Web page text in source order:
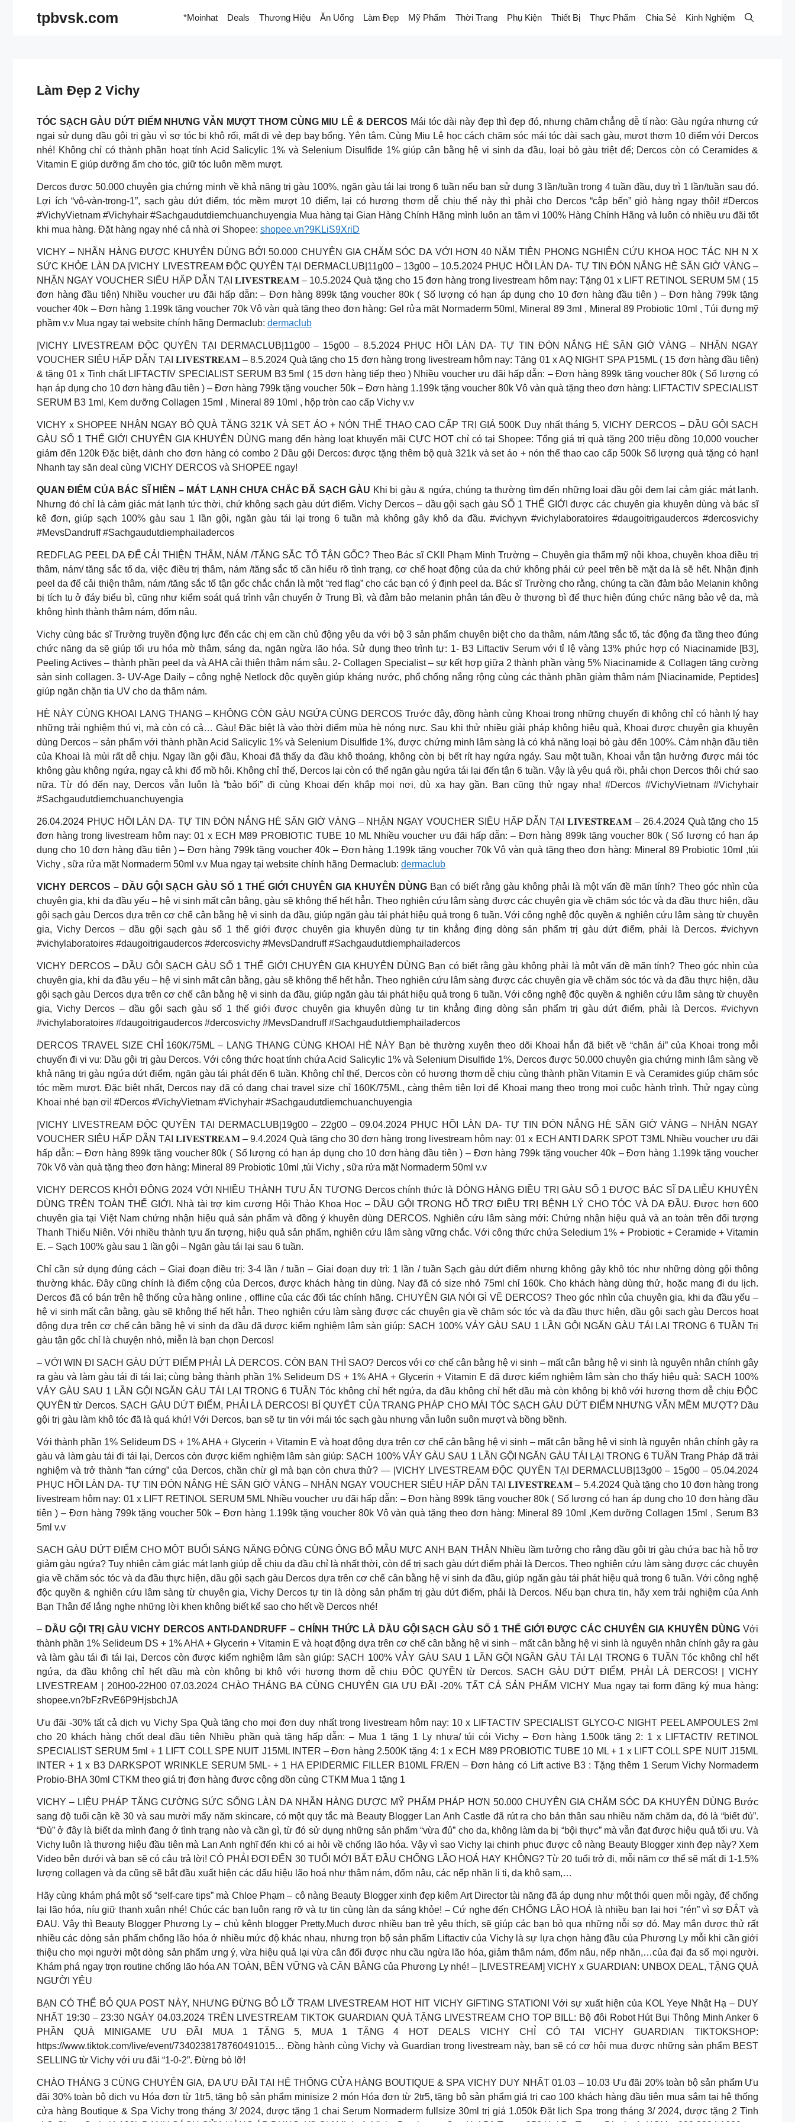
tpbvsk.com *Moinhat Deals Thương Hiệu Ăn Uống Làm Đẹp Mỹ Phẩm Thời Trang Phụ Kiện Thiết Bị Thực Phẩm Chia Sẻ Kinh Nghiệm
Làm Đẹp 2 Vichy
TÓC SẠCH GÀU DỨT ĐIỂM NHƯNG VẪN MƯỢT THƠM CÙNG MIU LÊ & DERCOS Mái tóc dài này đẹp thì đẹp đó, nhưng chăm chẳng dễ tí nào: Gàu ngứa nhưng cứ
ngại sử dụng dầu gội trị gàu vì sợ tóc bị khô rối, mất đi vẻ đẹp bay bổng. Yên tâm. Cùng Miu Lê học cách chăm sóc mái tóc dài sạch gàu, mượt thơm 10 điểm với Dercos
nhé! Không chỉ có thành phần hoạt tính Acid Salicylic 1% và Selenium Disulfide 1% giúp cân bằng hệ vi sinh da đầu, loại bỏ gàu triệt để; Dercos còn có Ceramides &
Vitamin E giúp dưỡng ẩm cho tóc, giữ tóc luôn mềm mượt.
Dercos được 50.000 chuyên gia chứng minh về khả năng trị gàu 100%, ngăn gàu tái lại trong 6 tuần nếu bạn sử dụng 3 lần/tuần trong 4 tuần đầu, duy trì 1 lần/tuần sau đó.
Lợi ích “vô-vàn-trong-1”, sạch gàu dứt điểm, tóc mềm mượt 10 điểm, lại có hương thơm dễ chịu thế này thì phải cho Dercos “cập bến” giỏ hàng ngay thôi! #Dercos
#VichyVietnam #Vichyhair #Sachgaudutdiemchuanchuyengia Mua hàng tại Gian Hàng Chính Hãng mình luôn an tâm vì 100% Hàng Chính Hãng và luôn có nhiều ưu đãi tốt
khi mua hàng. Đặt hàng ngay nhé cả nhà ơi Shopee: shopee.vn?9KLiS9XriD
VICHY – NHÃN HÀNG ĐƯỢC KHUYÊN DÙNG BỞI 50.000 CHUYÊN GIA CHĂM SÓC DA VỚI HƠN 40 NĂM TIÊN PHONG NGHIÊN CỨU KHOA HỌC TÁC NH N X
SỨC KHỎE LÀN DA |VICHY LIVESTREAM ĐỘC QUYỀN TẠI DERMACLUB|11g00 – 13g00 – 10.5.2024 PHỤC HỒI LÀN DA- TỰ TIN ĐÓN NẮNG HÈ SĂN GIỜ VÀNG –
NHẬN NGAY VOUCHER SIÊU HẤP DẪN TẠI 𝐋𝐈𝐕𝐄𝐒𝐓𝐑𝐄𝐀𝐌 – 10.5.2024 Quà tặng cho 15 đơn hàng trong livestream hôm nay: Tặng 01 x LIFT RETINOL SERUM 5M ( 15
đơn hàng đầu tiên) Nhiều voucher ưu đãi hấp dẫn: – Đơn hàng 899k tặng voucher 80k ( Số lượng có hạn áp dụng cho 10 đơn hàng đầu tiên ) – Đơn hàng 799k tặng
voucher 40k – Đơn hàng 1.199k tặng voucher 70k Vô vàn quà tặng theo đơn hàng: Gel rửa mặt Normaderm 50ml, Mineral 89 3ml , Mineral 89 Probiotic 10ml , Túi đựng mỹ
phầm v.v Mua ngay tại website chính hãng Dermaclub: dermaclub
|VICHY LIVESTREAM ĐỘC QUYỀN TẠI DERMACLUB|11g00 – 15g00 – 8.5.2024 PHỤC HỒI LÀN DA- TỰ TIN ĐÓN NẮNG HÈ SĂN GIỜ VÀNG – NHẬN NGAY
VOUCHER SIÊU HẤP DẪN TẠI 𝐋𝐈𝐕𝐄𝐒𝐓𝐑𝐄𝐀𝐌 – 8.5.2024 Quà tặng cho 15 đơn hàng trong livestream hôm nay: Tặng 01 x AQ NIGHT SPA P15ML ( 15 đơn hàng đầu tiên)
& tặng 01 x Tinh chất LIFTACTIV SPECIALIST SERUM B3 5ml ( 15 đơn hàng tiếp theo ) Nhiều voucher ưu đãi hấp dẫn: – Đơn hàng 899k tặng voucher 80k ( Số lượng có
hạn áp dụng cho 10 đơn hàng đầu tiên ) – Đơn hàng 799k tặng voucher 50k – Đơn hàng 1.199k tặng voucher 80k Vô vàn quà tặng theo đơn hàng: LIFTACTIV SPECIALIST
SERUM B3 1ml, Kem dưỡng Collagen 15ml , Mineral 89 10ml , hộp tròn cao cấp Vichy v.v
VICHY x SHOPEE NHẬN NGAY BỘ QUÀ TẶNG 321K VÀ SET ÁO + NÓN THỂ THAO CAO CẤP TRỊ GIÁ 500K Duy nhất tháng 5, VICHY DERCOS – DẦU GỘI SẠCH
GÀU SỐ 1 THẾ GIỚI CHUYÊN GIA KHUYÊN DÙNG mang đến hàng loạt khuyến mãi CỰC HOT chỉ có tại Shopee: Tổng giá trị quà tặng 200 triệu đồng 10,000 voucher
giảm đến 120k Đặc biệt, dành cho đơn hàng có combo 2 Dầu gội Dercos: được tặng thêm bộ quà 321k và set áo + nón thể thao cao cấp 500k Số lượng quà tặng có hạn!
Nhanh tay săn deal cùng VICHY DERCOS và SHOPEE ngay!
QUAN ĐIỂM CỦA BÁC SĨ HIỀN – MÁT LẠNH CHƯA CHẮC ĐÃ SẠCH GÀU Khi bị gàu & ngứa, chúng ta thường tìm đến những loại dầu gội đem lại cảm giác mát lạnh.
Nhưng đó chỉ là cảm giác mát lạnh tức thời, chứ không sạch gàu dứt điểm. Vichy Dercos – dầu gội sạch gàu SỐ 1 THẾ GIỚI được các chuyên gia khuyên dùng và bác sĩ
kê đơn, giúp sạch 100% gàu sau 1 lần gội, ngăn gàu tái lại trong 6 tuần mà không gây khô da đầu. #vichyvn #vichylaboratoires #daugoitrigaudercos #dercosvichy
#MevsDandruff #Sachgaudutdiemphailadercos
REDFLAG PEEL DA ĐỂ CẢI THIỆN THÂM, NÁM /TĂNG SẮC TỐ TẬN GỐC? Theo Bác sĩ CKII Phạm Minh Trường – Chuyên gia thẩm mỹ nội khoa, chuyên khoa điều trị
thâm, nám/ tăng sắc tố da, việc điều trị thâm, nám /tăng sắc tố cần hiểu rõ tình trạng, cơ chế hoạt động của da chứ không phải cứ peel trên bề mặt da là sẽ hết. Nhận định
peel da để cải thiện thâm, nám /tăng sắc tố tận gốc chắc chắn là một “red flag” cho các bạn có ý định peel da. Bác sĩ Trường cho rằng, chúng ta cần đảm bảo Melanin không
bị tích tụ ở đáy biểu bì, cũng như kiểm soát quá trình vận chuyển ở Trung Bì, và đảm bảo melanin phân tán đều ở thượng bì để thực hiện đúng chức năng bảo vệ da, mà
không hình thành thâm nám, đốm nâu.
Vichy cùng bác sĩ Trường truyền động lực đến các chị em cần chủ động yêu da với bộ 3 sản phẩm chuyên biệt cho da thâm, nám /tăng sắc tố, tác động đa tầng theo đúng
chức năng da sẽ giúp tối ưu hóa mờ thâm, sáng da, ngăn ngừa lão hóa. Sử dụng theo trình tự: 1- B3 Liftactiv Serum với tỉ lệ vàng 13% phức hợp có Niacinamide [B3],
Peeling Actives – thành phần peel da và AHA cải thiện thâm nám sâu. 2- Collagen Specialist – sự kết hợp giữa 2 thành phần vàng 5% Niacinamide & Collagen tăng cường
sản sinh collagen. 3- UV-Age Daily – công nghệ Netlock độc quyền giúp kháng nước, phổ chống nắng rộng cùng các thành phần giảm thâm nám [Niacinamide, Peptides]
giúp ngăn chặn tia UV cho da thâm nám.
HÈ NÀY CÙNG KHOAI LANG THANG – KHÔNG CÒN GÀU NGỨA CÙNG DERCOS Trước đây, đồng hành cùng Khoai trong những chuyến đi không chỉ có hành lý hay
những trải nghiệm thú vị, mà còn có cả… Gàu! Đặc biệt là vào thời điểm mùa hè nóng nực. Sau khi thử nhiều giải pháp không hiệu quả, Khoai được chuyên gia khuyên
dùng Dercos – sản phẩm với thành phần Acid Salicylic 1% và Selenium Disulfide 1%, được chứng minh lâm sàng là có khả năng loại bỏ gàu đến 100%. Cảm nhận đầu tiên
của Khoai là mùi rất dễ chịu. Ngay lần gội đầu, Khoai đã thấy da đầu khô thoáng, không còn bị bết rít hay ngứa ngáy. Sau một tuần, Khoai vẫn tận hưởng được mái tóc
không gàu không ngứa, ngay cả khi đổ mồ hôi. Không chỉ thế, Dercos lại còn có thể ngăn gàu ngứa tái lại đến tận 6 tuần. Vậy là yêu quá rồi, phải chọn Dercos thôi chứ sao
nữa. Từ đó đến nay, Dercos vẫn luôn là “bảo bối” đi cùng Khoai đến khắp mọi nơi, dù xa hay gần. Bạn cũng thử ngay nha! #Dercos #VichyVietnam #Vichyhair
#Sachgaudutdiemchuanchuyengia
26.04.2024 PHỤC HỒI LÀN DA- TỰ TIN ĐÓN NẮNG HÈ SĂN GIỜ VÀNG – NHẬN NGAY VOUCHER SIÊU HẤP DẪN TẠI 𝐋𝐈𝐕𝐄𝐒𝐓𝐑𝐄𝐀𝐌 – 26.4.2024 Quà tặng cho 15
đơn hàng trong livestream hôm nay: 01 x ECH M89 PROBIOTIC TUBE 10 ML Nhiều voucher ưu đãi hấp dẫn: – Đơn hàng 899k tặng voucher 80k ( Số lượng có hạn áp
dụng cho 10 đơn hàng đầu tiên ) – Đơn hàng 799k tặng voucher 40k – Đơn hàng 1.199k tặng voucher 70k Vô vàn quà tặng theo đơn hàng: Mineral 89 Probiotic 10ml ,túi
Vichy , sữa rửa mặt Normaderm 50ml v.v Mua ngay tại website chính hãng Dermaclub: dermaclub
VICHY DERCOS – DẦU GỘI SẠCH GÀU SỐ 1 THẾ GIỚI CHUYÊN GIA KHUYÊN DÙNG Bạn có biết rằng gàu không phải là một vấn đề mãn tính? Theo góc nhìn của
chuyên gia, khi da đầu yếu – hệ vi sinh mất cân bằng, gàu sẽ không thể hết hẳn. Theo nghiên cứu lâm sàng được các chuyên gia về chăm sóc tóc và da đầu thực hiện, dầu
gội sạch gàu Dercos dựa trên cơ chế cân bằng hệ vi sinh da đầu, giúp ngăn gàu tái phát hiệu quả trong 6 tuần. Với công nghệ độc quyền & nghiên cứu lâm sàng từ chuyên
gia, Vichy Dercos – dầu gội sạch gàu số 1 thế giới được chuyên gia khuyên dùng tự tin khẳng địng dòng sản phẩm trị gàu dứt điểm, phải là Dercos. #vichyvn
#vichylaboratoires #daugoitrigaudercos #dercosvichy #MevsDandruff #Sachgaudutdiemphailadercos
VICHY DERCOS – DẦU GỘI SẠCH GÀU SỐ 1 THẾ GIỚI CHUYÊN GIA KHUYÊN DÙNG Bạn có biết rằng gàu không phải là một vấn đề mãn tính? Theo góc nhìn của
chuyên gia, khi da đầu yếu – hệ vi sinh mất cân bằng, gàu sẽ không thể hết hẳn. Theo nghiên cứu lâm sàng được các chuyên gia về chăm sóc tóc và da đầu thực hiện, dầu
gội sạch gàu Dercos dựa trên cơ chế cân bằng hệ vi sinh da đầu, giúp ngăn gàu tái phát hiệu quả trong 6 tuần. Với công nghệ độc quyền & nghiên cứu lâm sàng từ chuyên
gia, Vichy Dercos – dầu gội sạch gàu số 1 thế giới được chuyên gia khuyên dùng tự tin khẳng địng dòng sản phẩm trị gàu dứt điểm, phải là Dercos. #vichyvn
#vichylaboratoires #daugoitrigaudercos #dercosvichy #MevsDandruff #Sachgaudutdiemphailadercos
DERCOS TRAVEL SIZE CHỈ 160K/75ML – LANG THANG CÙNG KHOAI HÈ NÀY Bạn bè thường xuyên theo dõi Khoai hẳn đã biết về “chân ái” của Khoai trong mỗi
chuyến đi vi vu: Dầu gội trị gàu Dercos. Với công thức hoạt tính chứa Acid Salicylic 1% và Selenium Disulfide 1%, Dercos được 50.000 chuyên gia chứng minh lâm sàng về
khả năng trị gàu ngứa dứt điểm, ngăn gàu tái phát đến 6 tuần. Không chỉ thế, Dercos còn có hương thơm dễ chịu cùng thành phần Vitamin E và Ceramides giúp chăm sóc
tóc mềm mượt. Đặc biệt nhất, Dercos nay đã có dạng chai travel size chỉ 160K/75ML, càng thêm tiện lợi để Khoai mang theo trong mọi cuộc hành trình. Thử ngay cùng
Khoai nhé bạn ơi! #Dercos #VichyVietnam #Vichyhair #Sachgaudutdiemchuanchuyengia
|VICHY LIVESTREAM ĐỘC QUYỀN TẠI DERMACLUB|19g00 – 22g00 – 09.04.2024 PHỤC HỒI LÀN DA- TỰ TIN ĐÓN NẮNG HÈ SĂN GIỜ VÀNG – NHẬN NGAY
VOUCHER SIÊU HẤP DẪN TẠI 𝐋𝐈𝐕𝐄𝐒𝐓𝐑𝐄𝐀𝐌 – 9.4.2024 Quà tặng cho 30 đơn hàng trong livestream hôm nay: 01 x ECH ANTI DARK SPOT T3ML Nhiều voucher ưu đãi
hấp dẫn: – Đơn hàng 899k tặng voucher 80k ( Số lượng có hạn áp dụng cho 10 đơn hàng đầu tiên ) – Đơn hàng 799k tặng voucher 40k – Đơn hàng 1.199k tặng voucher
70k Vô vàn quà tặng theo đơn hàng: Mineral 89 Probiotic 10ml ,túi Vichy , sữa rửa mặt Normaderm 50ml v.v
VICHY DERCOS KHỞI ĐỘNG 2024 VỚI NHIỀU THÀNH TỰU ẤN TƯỢNG Dercos chính thức là DÒNG HÀNG ĐIỀU TRỊ GÀU SỐ 1 ĐƯỢC BÁC SĨ DA LIỄU KHUYÊN
DÙNG TRÊN TOÀN THẾ GIỚI. Nhà tài trợ kim cương Hội Thảo Khoa Học – DẦU GỘI TRONG HỖ TRỢ ĐIỀU TRỊ BỆNH LÝ CHO TÓC VÀ DA ĐẦU. Được hơn 600
chuyên gia tại Việt Nam chứng nhận hiệu quả sản phẩm và đồng ý khuyên dùng DERCOS. Nghiên cứu lâm sàng mới: Chứng nhận hiệu quả và an toàn trên đối tượng
Thanh Thiếu Niên. Với nhiều thành tựu ấn tượng, hiệu quả sản phẩm, nghiên cứu lâm sàng vững chắc. Với công thức chứa Seledium 1% + Probiotic + Ceramide + Vitamin
E. – Sạch 100% gàu sau 1 lần gội – Ngăn gàu tái lại sau 6 tuần.
Chỉ cần sử dụng đúng cách – Giai đoạn điều trị: 3-4 lần / tuần – Giai đoạn duy trì: 1 lần / tuần Sạch gàu dứt điểm nhưng không gây khô tóc như những dòng gội thông
thường khác. Đây cũng chính là điểm cộng của Dercos, được khách hàng tin dùng. Nay đã có size nhỏ 75ml chỉ 160k. Cho khách hàng dùng thử, hoặc mang đi du lịch.
Dercos đã có bán trên hệ thống cửa hàng online , offline của các đối tác chính hãng. CHUYÊN GIA NÓI GÌ VỀ DERCOS? Theo góc nhìn của chuyên gia, khi da đầu yếu –
hệ vi sinh mất cân bằng, gàu sẽ không thể hết hẳn. Theo nghiên cứu làm sàng được các chuyên gia về chăm sóc tóc và da đầu thực hiện, dầu gội sạch gàu Dercos hoạt
động dựa trên cơ chế cân bằng hệ vi sinh da đầu đã được kiểm nghiệm lâm sàn giúp: SẠCH 100% VẢY GÀU SAU 1 LẦN GỘI NGĂN GÀU TÁI LẠI TRONG 6 TUẦN Trị
gàu tận gốc chỉ là chuyện nhỏ, miễn là bạn chọn Dercos!
– VỚI WIN ĐI SẠCH GÀU DỨT ĐIỂM PHẢI LÀ DERCOS. CÒN BẠN THÌ SAO? Dercos với cơ chế cân bằng hệ vi sinh – mất cân bằng hệ vi sinh là nguyên nhân chính gây
ra gàu và làm gàu tái đi tái lại; cùng bảng thành phần 1% Selideum DS + 1% AHA + Glycerin + Vitamin E đã được kiểm nghiệm lâm sàn cho thấy hiệu quả: SẠCH 100%
VẢY GÀU SAU 1 LẦN GỘI NGĂN GÀU TÁI LẠI TRONG 6 TUẦN Tóc không chỉ hết ngứa, da đầu không chỉ hết dầu mà còn không bị khô với hương thơm dễ chịu ĐỘC
QUYỀN từ Dercos. SẠCH GÀU DỨT ĐIỂM, PHẢI LÀ DERCOS! BÍ QUYẾT CỦA TRANG PHÁP CHO MÁI TÓC SẠCH GÀU DỨT ĐIỂM NHƯNG VẪN MỀM MƯỢT? Dầu
gội trị gàu làm khô tóc đã là quá khứ! Với Dercos, bạn sẽ tự tin với mái tóc sạch gàu nhưng vẫn luôn suôn mượt và bồng bềnh.
Với thành phần 1% Selideum DS + 1% AHA + Glycerin + Vitamin E và hoạt động dựa trên cơ chế cân bằng hệ vi sinh – mất cân bằng hệ vi sinh là nguyên nhân chính gây ra
gàu và làm gàu tái đi tái lại, Dercos còn được kiểm nghiệm lâm sàn giúp: SẠCH 100% VẢY GÀU SAU 1 LẦN GỘI NGĂN GÀU TÁI LẠI TRONG 6 TUẦN Trang Pháp đã trải
nghiệm và trở thành “fan cứng” của Dercos, chần chừ gì mà bạn còn chưa thử? — |VICHY LIVESTREAM ĐỘC QUYỀN TẠI DERMACLUB|13g00 – 15g00 – 05.04.2024
PHỤC HỒI LÀN DA- TỰ TIN ĐÓN NẮNG HÈ SĂN GIỜ VÀNG – NHẬN NGAY VOUCHER SIÊU HẤP DẪN TẠI 𝐋𝐈𝐕𝐄𝐒𝐓𝐑𝐄𝐀𝐌 – 5.4.2024 Quà tặng cho 10 đơn hàng trong
livestream hôm nay: 01 x LIFT RETINOL SERUM 5ML Nhiều voucher ưu đãi hấp dẫn: – Đơn hàng 899k tặng voucher 80k ( Số lượng có hạn áp dụng cho 10 đơn hàng đầu
tiên ) – Đơn hàng 799k tặng voucher 50k – Đơn hàng 1.199k tặng voucher 80k Vô vàn quà tặng theo đơn hàng: Mineral 89 10ml ,Kem dưỡng Collagen 15ml , Serum B3
5ml v.v
SẠCH GÀU DỨT ĐIỂM CHO MỘT BUỔI SÁNG NĂNG ĐỘNG CÙNG ÔNG BỐ MẪU MỰC ANH BẠN THÂN Nhiều lầm tưởng cho rằng dầu gội trị gàu chứa bạc hà hỗ trợ
giảm gàu ngứa? Tuy nhiên cảm giác mát lạnh giúp dễ chịu da đầu chỉ là nhất thời, còn để trị sạch gàu dứt điểm phải là Dercos. Theo nghiên cứu làm sàng được các chuyên
gia về chăm sóc tóc và da đầu thực hiện, dầu gội sạch gàu Dercos dựa trên cơ chế cân bằng hệ vi sinh da đầu, giúp ngăn gàu tái phát hiệu quả trong 6 tuần. Với công nghệ
độc quyền & nghiên cứu lâm sàng từ chuyên gia, Vichy Dercos tự tin là dòng sản phẩm trị gàu dứt điểm, phải là Dercos. Nếu bạn chưa tin, hãy xem trải nghiệm của Anh
Bạn Thân để lắng nghe những lời khen không biết kể sao cho hết về Dercos nhé!
– DẦU GỘI TRỊ GÀU VICHY DERCOS ANTI-DANDRUFF – CHÍNH THỨC LÀ DẦU GỘI SẠCH GÀU SỐ 1 THẾ GIỚI ĐƯỢC CÁC CHUYÊN GIA KHUYÊN DÙNG Với
thành phần 1% Selideum DS + 1% AHA + Glycerin + Vitamin E và hoạt động dựa trên cơ chế cân bằng hệ vi sinh – mất cân bằng hệ vi sinh là nguyên nhân chính gây ra gàu
và làm gàu tái đi tái lại, Dercos còn được kiểm nghiệm lâm sàn giúp: SẠCH 100% VẢY GÀU SAU 1 LẦN GỘI NGĂN GÀU TÁI LẠI TRONG 6 TUẦN Tóc không chỉ hết
ngứa, da đầu không chỉ hết dầu mà còn không bị khô với hương thơm dễ chịu ĐỘC QUYỀN từ Dercos. SẠCH GÀU DỨT ĐIỂM, PHẢI LÀ DERCOS! | VICHY
LIVESTREAM | 20H00-22H00 07.03.2024 CHÀO THÁNG BA CÙNG CHUYÊN GIA ƯU ĐÃI -20% TẤT CẢ SẢN PHẨM VICHY Mua ngay tại form đăng ký mua hàng:
shopee.vn?bFzRvE6P9HjsbchJA
Ưu đãi -30% tất cả dịch vụ Vichy Spa Quà tặng cho mọi đơn duy nhất trong livestream hôm nay: 10 x LIFTACTIV SPECIALIST GLYCO-C NIGHT PEEL AMPOULES 2ml
cho 20 khách hàng chốt deal đầu tiên Nhiều phần quà tặng hấp dẫn: – Mua 1 tặng 1 Ly nhựa/ túi cói Vichy – Đơn hàng 1.500k tặng 2: 1 x LIFTACTIV RETINOL
SPECIALIST SERUM 5ml + 1 LIFT COLL SPE NUIT J15ML INTER – Đơn hàng 2.500K tặng 4: 1 x ECH M89 PROBIOTIC TUBE 10 ML + 1 x LIFT COLL SPE NUIT J15ML
INTER + 1 x B3 DARKSPOT WRINKLE SERUM 5ML- + 1 HA EPIDERMIC FILLER B10ML FR/EN – Đơn hàng có Lift active B3 : Tặng thêm 1 Serum Vichy Normaderm
Probio-BHA 30ml CTKM theo giá trị đơn hàng được cộng dồn cùng CTKM Mua 1 tặng 1
VICHY – LIỆU PHÁP TĂNG CƯỜNG SỨC SỐNG LÀN DA NHÃN HÀNG DƯỢC MỸ PHẨM PHÁP HƠN 50.000 CHUYÊN GIA CHĂM SÓC DA KHUYÊN DÙNG Bước
sang độ tuổi cận kề 30 và sau mười mấy năm skincare, có một quy tắc mà Beauty Blogger Lan Anh Castle đã rút ra cho bản thân sau nhiều năm chăm da, đó là “biết đủ”.
“Đủ” ở đây là biết da mình đang ở tình trạng nào và cần gì, từ đó sử dụng những sản phẩm “vừa đủ” cho da, không làm da bị “bội thực” mà vẫn đạt được hiệu quả tối ưu. Và
Vichy luôn là thương hiệu đầu tiên mà Lan Anh nghĩ đến khi có ai hỏi về chống lão hóa. Vậy vì sao Vichy lại chinh phục được cô nàng Beauty Blogger xinh đẹp này? Xem
Video bên dưới và bạn sẽ có câu trả lời! CÓ PHẢI ĐỢI ĐẾN 30 TUỔI MỚI BẮT ĐẦU CHỐNG LÃO HOÁ HAY KHÔNG? Từ 20 tuổi trở đi, mỗi năm cơ thể sẽ mất đi 1-1.5%
lượng collagen và da cũng sẽ bắt đầu xuất hiện các dấu hiệu lão hoá như thâm nám, đốm nâu, các nếp nhăn li ti, da khô sạm,…
Hãy cùng khám phá một số “self-care tips” mà Chloe Phạm – cô nàng Beauty Blogger xinh đẹp kiêm Art Director tài năng đã áp dụng như một thói quen mỗi ngày, để chống
lại lão hóa, níu giữ thanh xuân nhé! Chúc các bạn luôn rạng rỡ và tự tin cùng làn da sáng khỏe! – Cứ nghe đến CHỐNG LÃO HOÁ là nhiều bạn lại hơi “rén” vì sợ ĐẮT và
ĐAU. Vậy thì Beauty Blogger Phương Ly – chủ kênh blogger Pretty.Much được nhiều bạn trẻ yêu thích, sẽ giúp các bạn bỏ qua những nỗi sợ đó. May mắn được thử rất
nhiều các dòng sản phẩm chống lão hóa ở nhiều mức độ khác nhau, nhưng trọn bộ sản phẩm Liftactiv của Vichy là sự lựa chọn hàng đầu của Phương Ly mỗi khi cần giới
thiệu cho mọi người một dòng sản phẩm ưng ý, vừa hiệu quả lại vừa cân đối được nhu cầu ngừa lão hóa, giảm thâm nám, đốm nâu, nếp nhăn,…của đại đa số mọi người.
Khám phá ngay trọn routine chống lão hóa AN TOÀN, BỀN VỮNG và CÂN BẰNG của Phương Ly nhé! – [LIVESTREAM] VICHY x GUARDIAN: UNBOX DEAL, TẶNG QUÀ
NGƯỜI YÊU
BẠN CÓ THỂ BỎ QUA POST NÀY, NHƯNG ĐỪNG BỎ LỠ TRẠM LIVESTREAM HOT HIT VICHY GIFTING STATION! Với sự xuất hiện của KOL Yeye Nhật Hạ – DUY
NHẤT 19:30 – 23:30 NGÀY 04.03.2024 TRÊN LIVESTREAM TIKTOK GUARDIAN QUÀ TẶNG LIVESTREAM CHO TOP BILL: Bộ đôi Robot Hút Bụi Thông Minh Anker 6
PHẦN QUÀ MINIGAME ƯU ĐÃI MUA 1 TẶNG 5, MUA 1 TẶNG 4 HOT DEALS VICHY CHỈ CÓ TẠI VICHY GUARDIAN TIKTOKSHOP:
https://www.tiktok.com/live/event/7340238178760491015… Đồng hành cùng Vichy và Guardian trong livestream này, bạn sẽ có cơ hội mua được những sản phẩm BEST
SELLING từ Vichy với ưu đãi “1-0-2”. Đừng bỏ lỡ!
CHÀO THÁNG 3 CÙNG CHUYÊN GIA, ĐA ƯU ĐÃI TẠI HỆ THỐNG CỬA HÀNG BOUTIQUE & SPA VICHY DUY NHẤT 01.03 – 10.03 Ưu đãi 20% toàn bộ sản phẩm Ưu
đãi 30% toàn bộ dịch vụ Hóa đơn từ 1tr5, tặng bộ sản phẩm minisize 2 món Hóa đơn từ 2tr5, tặng bộ sản phẩm giá trị cao 100 khách hàng đầu tiên mua sắm tại hệ thống
cửa hàng Boutique & Spa Vichy trong tháng 3/ 2024, được tặng 1 chai Serum Normaderm fullsize 30ml trị giá 1.050k Đặt lịch Spa trong tháng 3/ 2024, được tặng 2 Tinh